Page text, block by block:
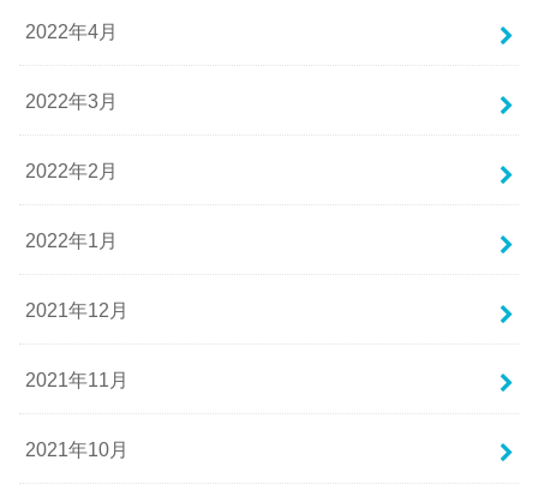
2022年4月
2022年3月
2022年2月
2022年1月
2021年12月
2021年11月
2021年10月